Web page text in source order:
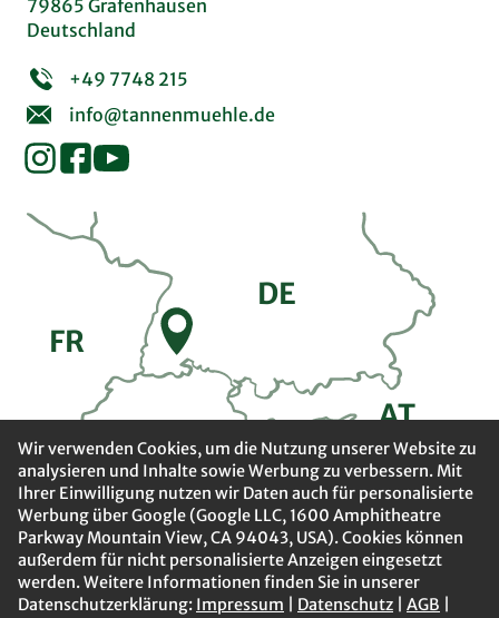
79865 Grafenhausen
Deutschland
+49 7748 215
info@tannenmuehle.de
DE
AT
CH
FR
Wir verwenden Cookies, um die Nutzung unserer Website zu
analysieren und Inhalte sowie Werbung zu verbessern. Mit
Ihrer Einwilligung nutzen wir Daten auch für personalisierte
Werbung über Google (Google LLC, 1600 Amphitheatre
Parkway Mountain View, CA 94043, USA). Cookies können
außerdem für nicht personalisierte Anzeigen eingesetzt
werden. Weitere Informationen finden Sie in unserer
Datenschutzerklärung: Impressum Datenschutz AGB